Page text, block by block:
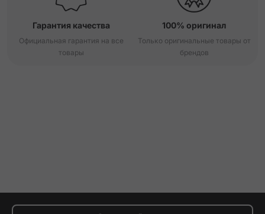
Гарантия качества
Официальная гарантия на все
товары
100% оригинал
Только оригинальные товары от
брендов